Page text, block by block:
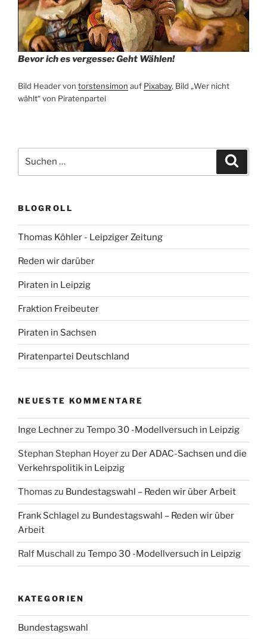
Bevor ich es vergesse: Geht Wählen!
Bild Header von torstensimon auf Pixabay, Bild „Wer nicht
wählt“ von Piratenpartei
nach:
BLOGROLL
Thomas Köhler - Leipziger Zeitung
Reden wir darüber
Piraten in Leipzig
Fraktion Freibeuter
Piraten in Sachsen
Piratenpartei Deutschland
NEUESTE KOMMENTARE
Inge Lechnerzu Tempo 30 -Modellversuch in Leipzig
Stephan Stephan Hoyerzu Der ADAC-Sachsen und die
Verkehrspolitik in Leipzig
Thomas zu Bundestagswahl – Reden wir über Arbeit
Frank Schlagel zu Bundestagswahl – Reden wir über
Arbeit
Ralf Muschall zu Tempo 30 -Modellversuch in Leipzig
KATEGORIEN
Bundestagswahl